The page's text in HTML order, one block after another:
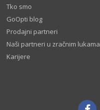
Tko smo
GoOpti blog
Prodajni partneri
Naši partneri u zračnim lukama
Karijere